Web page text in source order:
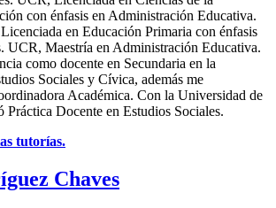
con énfasis en Administración Educativa.
en Educación Primaria con énfasis
UCR, Maestría en Administración Educativa.
como docente en Secundaria en la
Sociales y Cívica, además me
Académica. Con la Universidad de
Práctica Docente en Estudios Sociales.
tutorías.
Chaves